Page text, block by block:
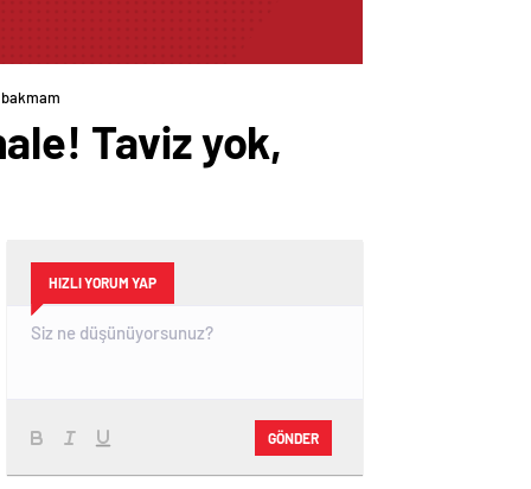
bakmam
Taviz yok,
HIZLI YORUM YAP
GÖNDER